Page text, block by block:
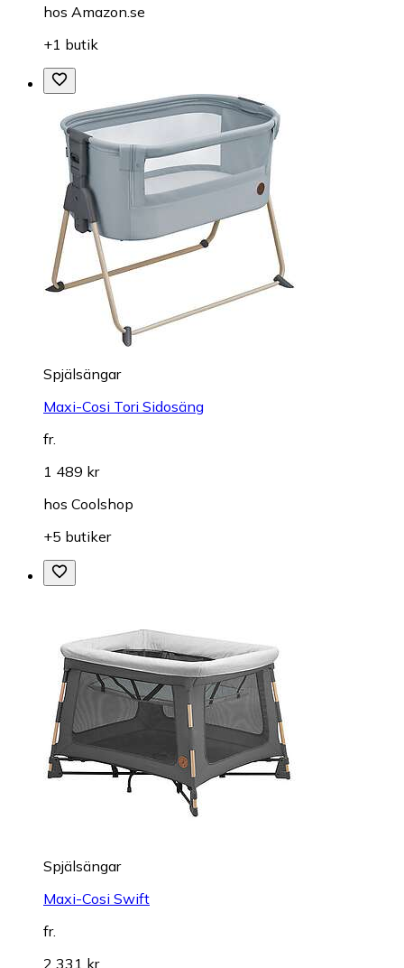
hos Amazon.se
+1 butik
Spjälsängar
Maxi-Cosi Tori Sidosäng
fr.
1 489 kr
hos Coolshop
+5 butiker
Spjälsängar
Maxi-Cosi Swift
fr.
2 331 kr